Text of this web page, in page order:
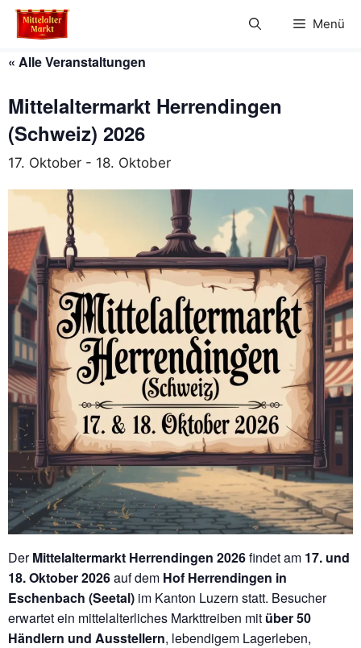
Zum
Inhalt
Menü
« Alle Veranstaltungen
Mittelaltermarkt Herrendingen
(Schweiz) 2026
17. Oktober - 18. Oktober
DerMittelaltermarkt Herrendingen 2026findet am 17. und
18. Oktober 2026auf dem Hof Herrendingen in
Eschenbach (Seetal) im Kanton Luzern statt. Besucher
erwartet ein mittelalterliches Markttreiben mit über 50
Händlern und Ausstellern, lebendigem Lagerleben,